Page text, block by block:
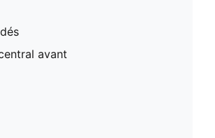
avant